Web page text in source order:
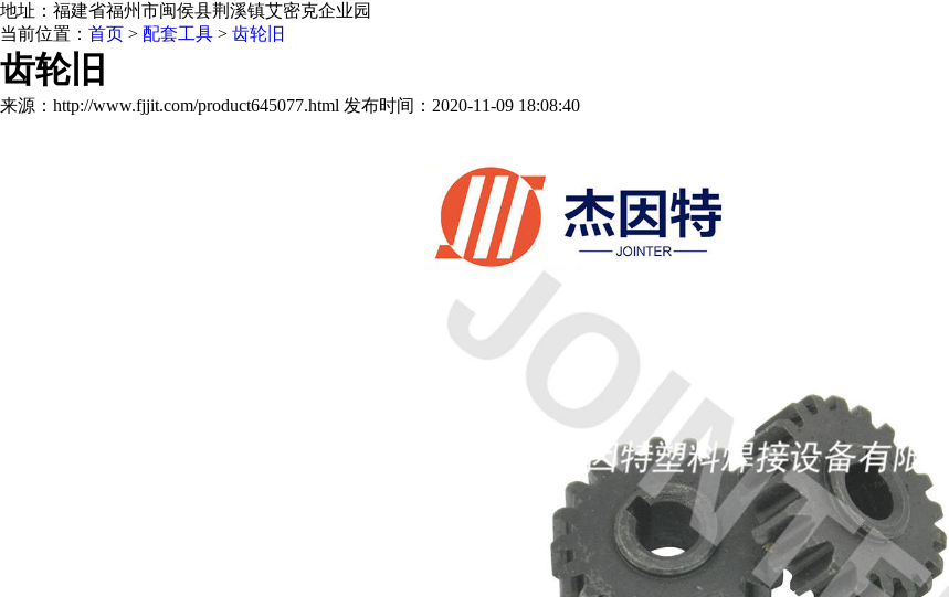
地址：福建省福州市闽侯县荆溪镇艾密克企业园
当前位置： 首页 > 配套工具 > 齿轮旧
齿轮旧
来源：http://www.fjjit.com/product645077.html 发布时间：2020-11-09 18:08:40